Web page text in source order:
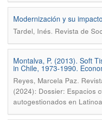
Modernización y su
Tardel, Inés. Revista de
Montalva, P. (2013). Soft
in Chile, 1973-1990.
Reyes, Marcela Paz.
(2024): Dossier: Espacios
autogestionados en